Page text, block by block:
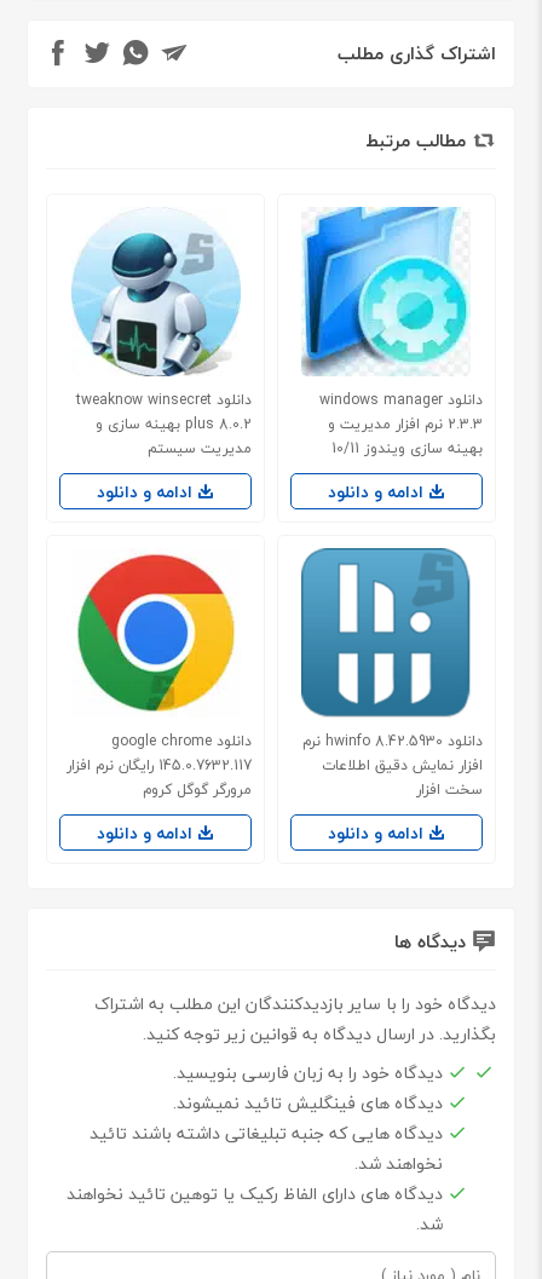
اشتراک گذاری مطلب
مطالب مرتبط
دانلود windows manager
2.3.3 نرم افزار مدیریت و
بهینه سازی ویندوز 10/11
ادامه و دانلود
دانلود tweaknow winsecret
plus 8.0.2 بهینه سازی و
مدیریت سیستم
ادامه و دانلود
دانلود hwinfo 8.42.5930 نرم
افزار نمایش دقیق اطلاعات
سخت افزار
ادامه و دانلود
دانلود google chrome
145.0.7632.117 رایگان نرم افزار
مرورگر گوگل کروم
ادامه و دانلود
دیدگاه ها
دیدگاه خود را با سایر بازدیدکنندگان این مطلب به اشتراک
بگذارید. در ارسال دیدگاه به قوانین زیر توجه کنید.
دیدگاه خود را به زبان فارسی بنویسید.
دیدگاه های فینگلیش تائید نمیشوند.
دیدگاه هایی که جنبه تبلیغاتی داشته باشند تائید
نخواهند شد.
دیدگاه های دارای الفاظ رکیک یا توهین تائید نخواهند
شد.